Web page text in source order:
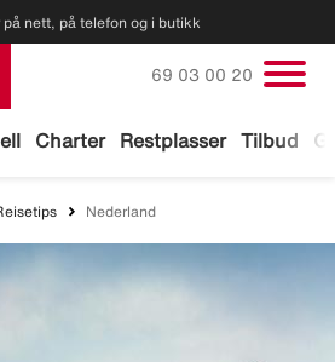
på nett, på telefon og i butikk
Charter Restplasser Tilbud
Ring oss på
69 03 00 20
Nederland